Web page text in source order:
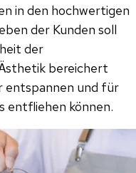
in den hochwertigen
der Kunden soll
der
bereichert
entspannen und für
entfliehen können.